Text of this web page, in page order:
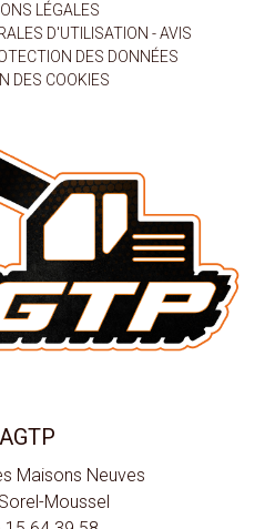
LÉGALES
D'UTILISATION - AVIS
DES DONNÉES
DES COOKIES
AGTP
Maisons Neuves
Sorel-Moussel